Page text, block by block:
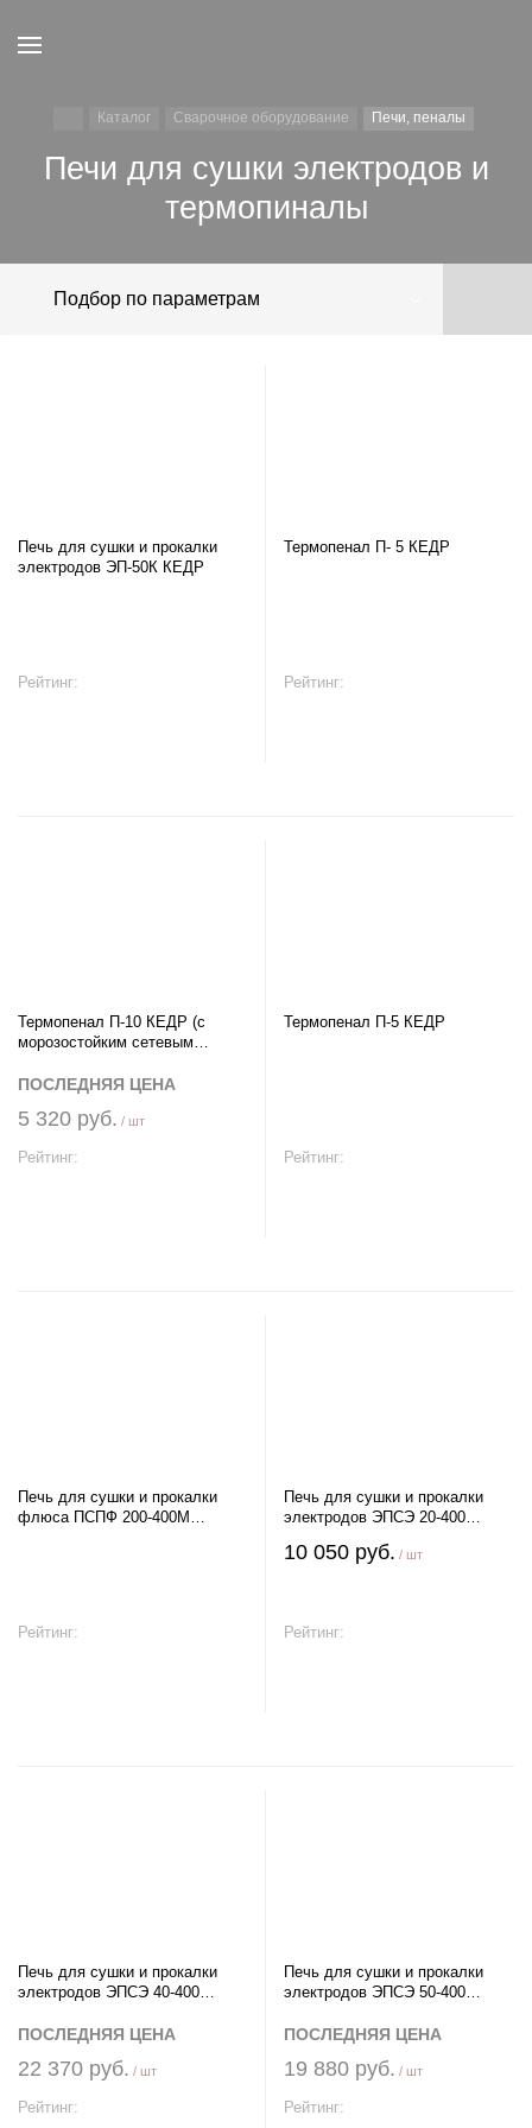
Каталог Сварочное оборудование Печи, пеналы
Печи для сушки электродов и
термопиналы
Подбор по параметрам
Печь для сушки и прокалки
электродов ЭП-50К КЕДР
Рейтинг:
Термопенал П- 5 КЕДР
Рейтинг:
Термопенал П-10 КЕДР (с
морозостойким сетевым
ПОСЛЕДНЯЯ ЦЕНА
5 320 руб. / шт
Рейтинг:
Термопенал П-5 КЕДР
Рейтинг:
Печь для сушки и прокалки
флюса ПСПФ 200-400М
Рейтинг:
Печь для сушки и прокалки
электродов ЭПСЭ 20-400
10 050 руб. / шт
Рейтинг:
Печь для сушки и прокалки
электродов ЭПСЭ 40-400
ПОСЛЕДНЯЯ ЦЕНА
22 370 руб. / шт
Рейтинг:
Печь для сушки и прокалки
электродов ЭПСЭ 50-400
ПОСЛЕДНЯЯ ЦЕНА
19 880 руб. / шт
Рейтинг: